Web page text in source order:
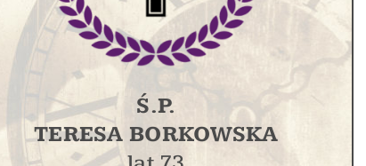
Ś.P.
TERESA BORKOWSKA